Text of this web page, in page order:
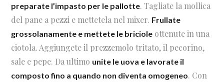
preparate l’impasto per le pallotte. Tagliate la mollica
del pane a pezzi e mettetela nel mixer. Frullate
grossolanamente e mettete le briciole ottenute in una
ciotola. Aggiungete il prezzemolo tritato, il pecorino,
sale e pepe. Da ultimo unite le uova e lavorate il
composto fino a quando non diventa omogeneo. Con